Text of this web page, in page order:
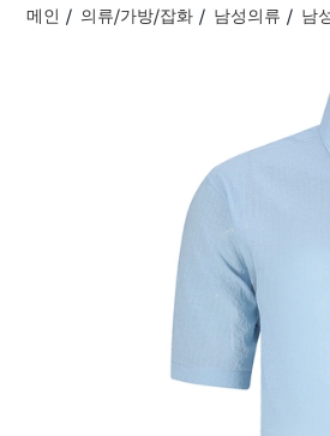
메인 의류/가방/잡화 남성의류 남